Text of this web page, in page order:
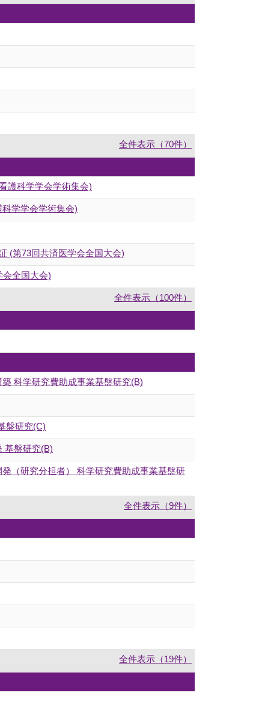
全件表示（70件）
護科学学会学術集会)
学学会学術集会)
(第73回共済医学会全国大会)
全国大会)
全件表示（100件）
科学研究費助成事業基盤研究(B)
盤研究(C)
基盤研究(B)
（研究分担者） 科学研究費助成事業基盤研
全件表示（9件）
全件表示（19件）